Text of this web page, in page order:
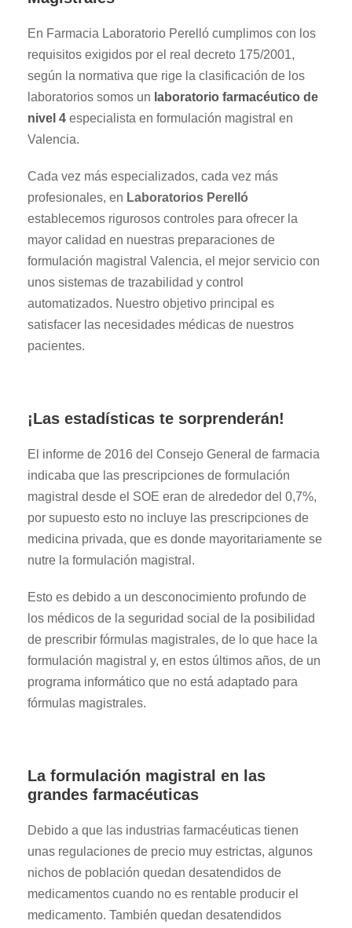
En Farmacia Laboratorio Perelló cumplimos con los
requisitos exigidos por el real decreto 175/2001,
según la normativa que rige la clasificación de los
laboratorios somos un laboratorio farmacéutico de
nivel 4 especialista en formulación magistral en
Valencia.
Cada vez más especializados, cada vez más
profesionales, en Laboratorios Perelló
establecemos rigurosos controles para ofrecer la
mayor calidad en nuestras preparaciones de
formulación magistral Valencia, el mejor servicio con
unos sistemas de trazabilidad y control
automatizados. Nuestro objetivo principal es
satisfacer las necesidades médicas de nuestros
pacientes.
¡Las estadísticas te sorprenderán!
El informe de 2016 del Consejo General de farmacia
indicaba que las prescripciones de formulación
magistral desde el SOE eran de alrededor del 0,7%,
por supuesto esto no incluye las prescripciones de
medicina privada, que es donde mayoritariamente se
nutre la formulación magistral.
Esto es debido a un desconocimiento profundo de
los médicos de la seguridad social de la posibilidad
de prescribir fórmulas magistrales, de lo que hace la
formulación magistral y, en estos últimos años, de un
programa informático que no está adaptado para
fórmulas magistrales.
La formulación magistral en las
grandes farmacéuticas
Debido a que las industrias farmacéuticas tienen
unas regulaciones de precio muy estrictas, algunos
nichos de población quedan desatendidos de
medicamentos cuando no es rentable producir el
medicamento. También quedan desatendidos